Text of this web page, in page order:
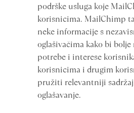
podrške usluga koje
korisnicima. MailChimp
neke informacije s
oglašivačima kako bi
potrebe i interese
korisnicima i drugim
pružiti relevantniji
oglašavanje.